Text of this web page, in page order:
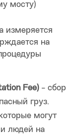
мосту)
измеряется
на
Fee)- сбор
груз.
могут
людей на